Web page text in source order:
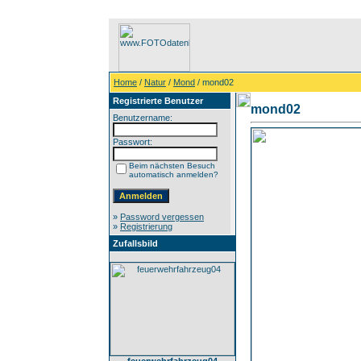
Home / Natur / Mond / mond02
Registrierte Benutzer
Benutzername:
Passwort:
Beim nächsten Besuch
automatisch anmelden?
» Password vergessen
» Registrierung
Zufallsbild
mond02